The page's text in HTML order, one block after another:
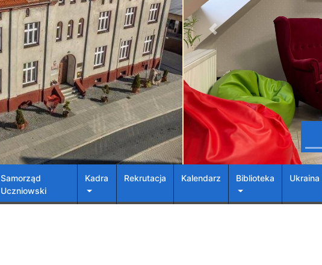
Samorząd
Uczniowski
Kadra Rekrutacja Kalendarz Biblioteka Ukraina